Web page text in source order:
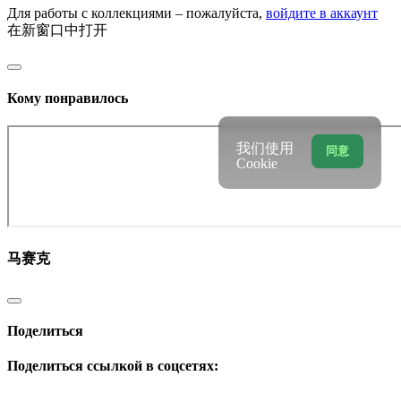
Для работы с коллекциями – пожалуйста, войдите в аккаунт
在新窗口中打开
Кому понравилось
马赛克
Поделиться
Поделиться ссылкой в соцсетях:
同意
我们使用
Cookie